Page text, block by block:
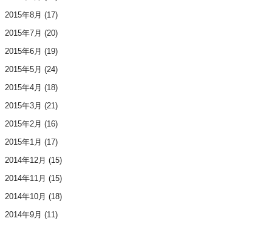
2015年8月 (17)
2015年7月 (20)
2015年6月 (19)
2015年5月 (24)
2015年4月 (18)
2015年3月 (21)
2015年2月 (16)
2015年1月 (17)
2014年12月 (15)
2014年11月 (15)
2014年10月 (18)
2014年9月 (11)